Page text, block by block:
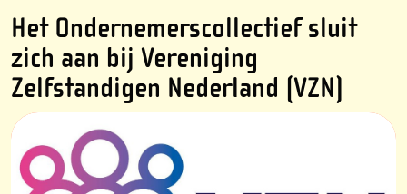
Het Ondernemerscollectief sluit
zich aan bij Vereniging
Zelfstandigen Nederland (VZN)